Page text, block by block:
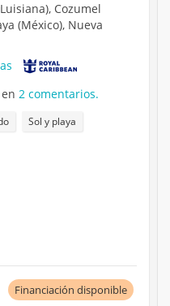
Cozumel
(México), Nueva
en2 comentarios.
Sol y playa
Financiación disponible